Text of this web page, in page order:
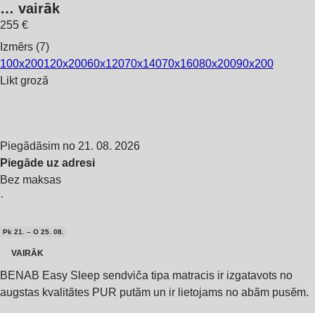
… vairāk
255 €
Izmērs (7)
100x200120x20060x12070x14070x16080x20090x200
Likt grozā
Piegādāsim no 21. 08. 2026
Piegāde uz adresi
Bez maksas
·
Pk 21. – O 25. 08.
VAIRĀK
BENAB Easy Sleep sendviča tipa matracis ir izgatavots no
augstas kvalitātes PUR putām un ir lietojams no abām pusēm.